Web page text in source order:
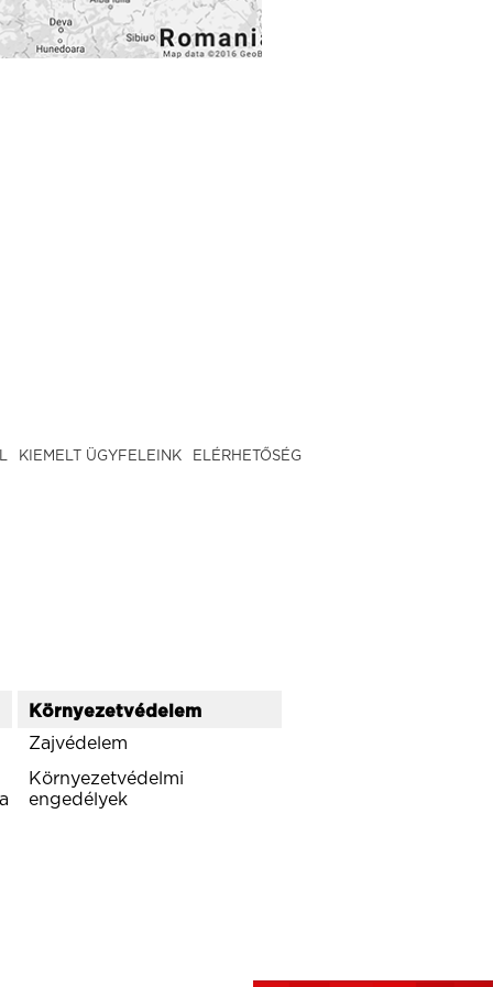
KIEMELT ÜGYFELEINK ELÉRHETŐSÉG
Környezetvédelem
Zajvédelem
Környezetvédelmi
engedélyek